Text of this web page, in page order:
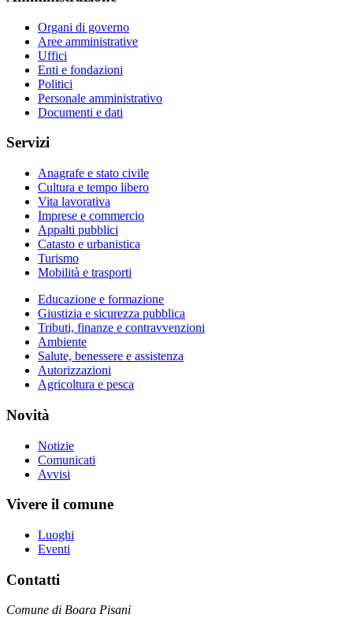
Organi di governo
Aree amministrative
Uffici
Enti e fondazioni
Politici
Personale amministrativo
Documenti e dati
Servizi
Anagrafe e stato civile
Cultura e tempo libero
Vita lavorativa
Imprese e commercio
Appalti pubblici
Catasto e urbanistica
Turismo
Mobilità e trasporti
Educazione e formazione
Giustizia e sicurezza pubblica
Tributi, finanze e contravvenzioni
Ambiente
Salute, benessere e assistenza
Autorizzazioni
Agricoltura e pesca
Novità
Notizie
Comunicati
Avvisi
Vivere il comune
Luoghi
Eventi
Contatti
Comune di Boara Pisani